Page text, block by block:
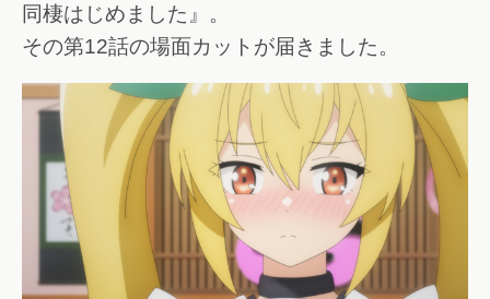
同棲はじめました』。
その第12話の場面カットが届きました。